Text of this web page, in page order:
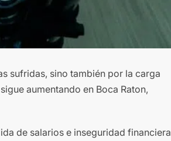
sufridas, sino también por la carga
aumentando en Boca Raton,
de salarios e inseguridad financiera